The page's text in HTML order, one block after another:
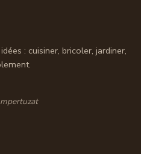
: cuisiner, bricoler, jardiner,